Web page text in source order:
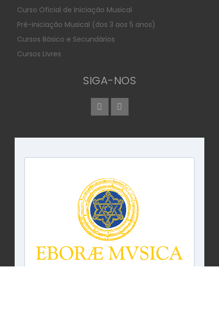
Curso Oficial de Iniciação Musical
Pré-iniciação Musical (dos 3 aos 5 anos)
Cursos Básico e Secundários
Cursos Livres
SIGA-NOS